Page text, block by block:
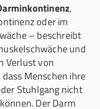
,
oder im
– beschreibt
und
Verlust von
Menschen ihre
Stuhlgang nicht
Der Darm